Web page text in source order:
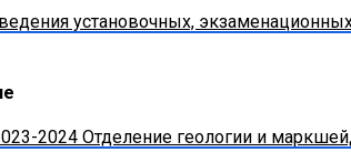
установочных,
2024 Отделение геологии и